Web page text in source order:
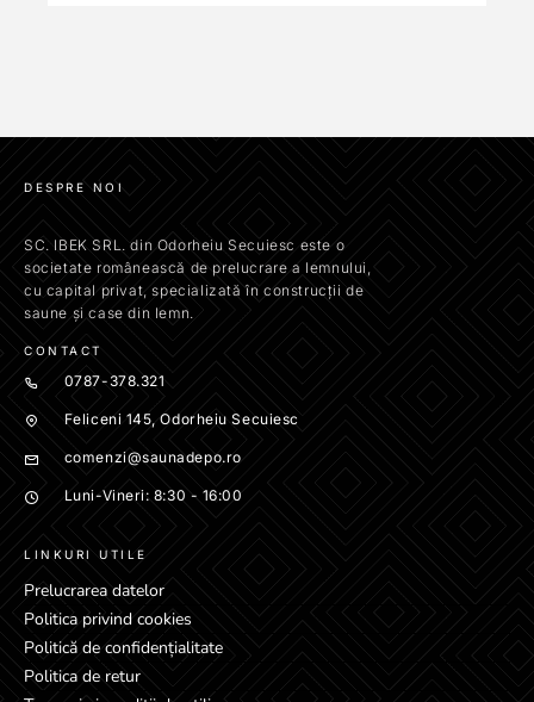
DESPRE NOI
SC. IBEK SRL. din Odorheiu Secuiesc este o
societate românească de prelucrare a lemnului,
cu capital privat, specializată în construcții de
saune și case din lemn.
CONTACT
0787-378.321
Feliceni 145, Odorheiu Secuiesc
comenzi@saunadepo.ro
Luni-Vineri: 8:30 - 16:00
LINKURI UTILE
Prelucrarea datelor
Politica privind cookies
Politică de confidențialitate
Politica de retur